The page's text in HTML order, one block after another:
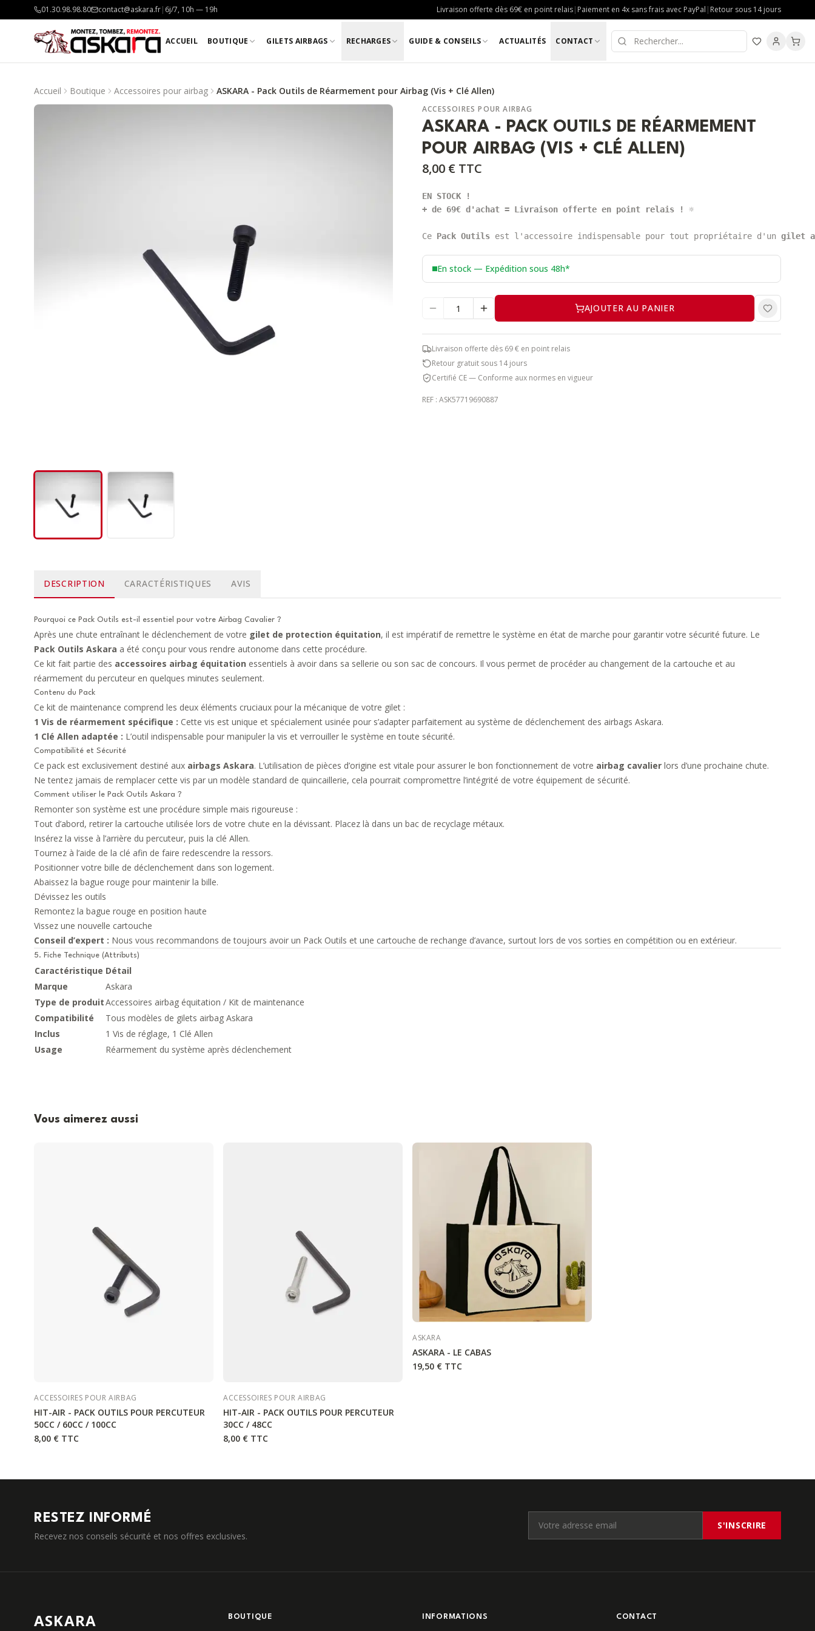
01.30.98.98.80 contact@askara.fr| 6j/7, 10h — 19h Livraison offerte dès 69€ en point relais| Paiement en 4x sans frais avec PayPal | Retour sous 14 jours
ACCUEIL BOUTIQUE GILETS AIRBAGS RECHARGES GUIDE & CONSEILS ACTUALITÉS CONTACT
Accueil Boutique Accessoires pour airbag ASKARA - Pack Outils de Réarmement pour Airbag (Vis + Clé Allen)
ACCESSOIRES POUR AIRBAG
ASKARA - PACK OUTILS DE RÉARMEMENT
POUR AIRBAG (VIS + CLÉ ALLEN)
8,00 € TTC
EN STOCK !
+ de 69€ d'achat = Livraison offerte en point relais ! ☼
Ce Pack Outils est l'accessoire indispensable pour tout propriétaire d'un gilet
En stock — Expédition sous 48h*
AJOUTER AU PANIER
Livraison offerte dès 69 € en point relais
Retour gratuit sous 14 jours
Certifié CE — Conforme aux normes en vigueur
REF : ASK57719690887
DESCRIPTION CARACTÉRISTIQUES AVIS
Pourquoi ce Pack Outils est-il essentiel pour votre Airbag Cavalier ?
Après une chute entraînant le déclenchement de votre gilet de protection équitation, il est impératif de remettre le système en état de marche pour garantir votre sécurité future. Le
Pack Outils Askara a été conçu pour vous rendre autonome dans cette procédure.
Ce kit fait partie des accessoires airbag équitation essentiels à avoir dans sa sellerie ou son sac de concours. Il vous permet de procéder au changement de la cartouche et au
réarmement du percuteur en quelques minutes seulement.
Contenu du Pack
Ce kit de maintenance comprend les deux éléments cruciaux pour la mécanique de votre gilet :
1 Vis de réarmement spécifique : Cette vis est unique et spécialement usinée pour s’adapter parfaitement au système de déclenchement des airbags Askara.
1 Clé Allen adaptée : L’outil indispensable pour manipuler la vis et verrouiller le système en toute sécurité.
Compatibilité et Sécurité
Ce pack est exclusivement destiné aux airbags Askara. L’utilisation de pièces d’origine est vitale pour assurer le bon fonctionnement de votre airbag cavalier lors d’une prochaine chute.
Ne tentez jamais de remplacer cette vis par un modèle standard de quincaillerie, cela pourrait compromettre l’intégrité de votre équipement de sécurité.
Comment utiliser le Pack Outils Askara ?
Remonter son système est une procédure simple mais rigoureuse :
Tout d’abord, retirer la cartouche utilisée lors de votre chute en la dévissant. Placez là dans un bac de recyclage métaux.
Insérez la visse à l’arrière du percuteur, puis la clé Allen.
Tournez à l’aide de la clé afin de faire redescendre la ressors.
Positionner votre bille de déclenchement dans son logement.
Abaissez la bague rouge pour maintenir la bille.
Dévissez les outils
Remontez la bague rouge en position haute
Vissez une nouvelle cartouche
Conseil d’expert : Nous vous recommandons de toujours avoir un Pack Outils et une cartouche de rechange d’avance, surtout lors de vos sorties en compétition ou en extérieur.
5. Fiche Technique (Attributs)
Caractéristique Détail
Marque
Askara
Type de produitAccessoires airbag équitation / Kit de maintenance
Compatibilité
Tous modèles de gilets airbag Askara
Inclus
1 Vis de réglage, 1 Clé Allen
Usage
Réarmement du système après déclenchement
Vous aimerez aussi
ACCESSOIRES POUR AIRBAG
HIT-AIR - PACK OUTILS POUR PERCUTEUR
50CC / 60CC / 100CC
8,00 € TTC
ACCESSOIRES POUR AIRBAG
HIT-AIR - PACK OUTILS POUR PERCUTEUR
30CC / 48CC
8,00 € TTC
ASKARA
ASKARA - LE CABAS
19,50 € TTC
RESTEZ INFORMÉ
Recevez nos conseils sécurité et nos offres exclusives.
S'INSCRIRE
ASKARA BOUTIQUE INFORMATIONS CONTACT